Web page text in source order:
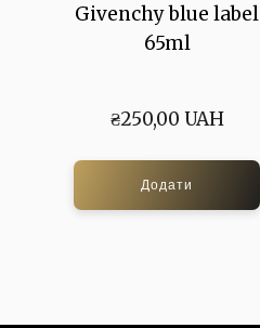
Givenchy blue label
65ml
₴250,00 UAH
Додати